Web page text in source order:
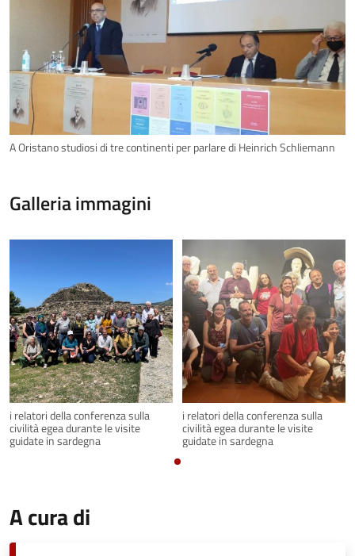
A Oristano studiosi di tre continenti per parlare di Heinrich Schliemann
Galleria immagini
i relatori della conferenza sulla
civilità egea durante le visite
guidate in sardegna
i relatori della conferenza sulla
civilità egea durante le visite
guidate in sardegna
A cura di